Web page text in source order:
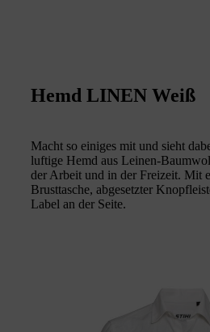
Hemd LINEN Weiß
Macht so einiges mit und sieht
luftige Hemd aus Leinen-
der Arbeit und in der Freizeit. Mit
Brusttasche, abgesetzter
Label an der Seite.